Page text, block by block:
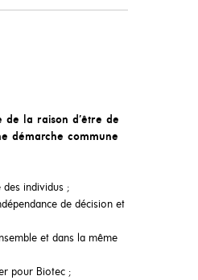
de la raison d’être de
démarche commune
des individus ;
de décision et
et dans la même
pour Biotec ;